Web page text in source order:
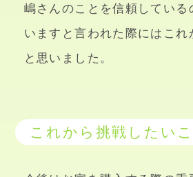
嶋さんのことを信頼している
いますと言われた際にはこれ
と思いました。
これから挑戦したいこ